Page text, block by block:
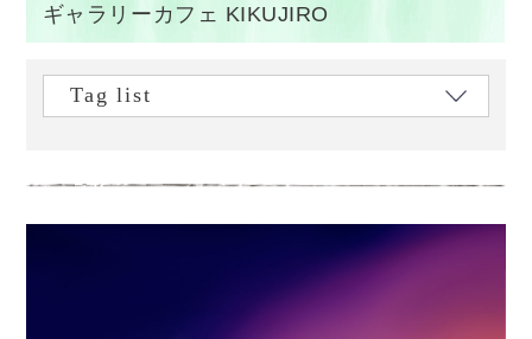
ギャラリーカフェ KIKUJIRO
Tag list